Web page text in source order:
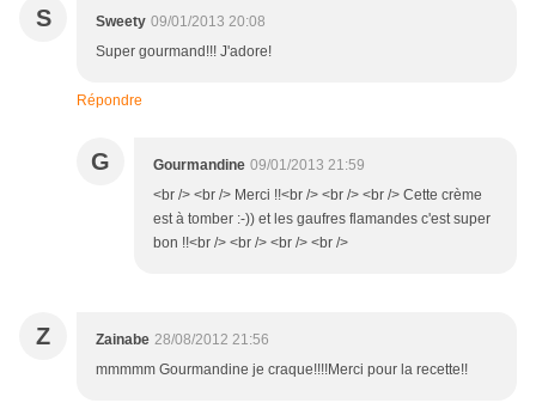
S Sweety 09/01/2013 20:08
Super gourmand!!! J'adore!
Répondre
G Gourmandine 09/01/2013 21:59
<br /> <br /> Merci !!<br /> <br /> <br /> Cette crème
est à tomber :-)) et les gaufres flamandes c'est super
bon !!<br /> <br /> <br /> <br />
Z Zainabe 28/08/2012 21:56
mmmmm Gourmandine je craque!!!!Merci pour la recette!!